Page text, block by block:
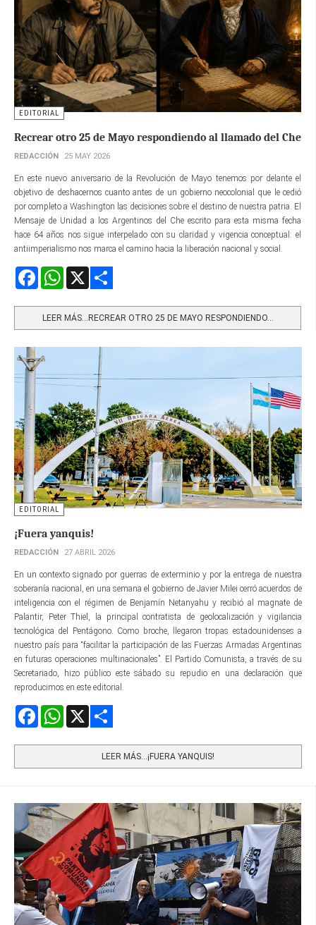
EDITORIAL
Recrear otro 25 de Mayo respondiendo al llamado del Che
REDACCIÓN 25 MAY 2026
En este nuevo aniversario de la Revolución de Mayo tenemos por delante el
objetivo de deshacernos cuanto antes de un gobierno neocolonial que le cedió
por completo a Washington las decisiones sobre el destino de nuestra patria. El
Mensaje de Unidad a los Argentinos del Che escrito para esta misma fecha
hace 64 años nos sigue interpelado con su claridad y vigencia conceptual: el
antiimperialismo nos marca el camino hacia la liberación nacional y social.
FacebookWhatsApp
LEER MÁS…RECREAR OTRO 25 DE MAYO RESPONDIENDO...
EDITORIAL
¡Fuera yanquis!
REDACCIÓN 27 ABRIL 2026
En un contexto signado por guerras de exterminio y por la entrega de nuestra
soberanía nacional, en una semana el gobierno de Javier Milei cerró acuerdos de
inteligencia con el régimen de Benjamín Netanyahu y recibió al magnate de
Palantir, Peter Thiel, la principal contratista de geolocalización y vigilancia
tecnológica del Pentágono. Como broche, llegaron tropas estadounidenses a
nuestro país para “facilitar la participación de las Fuerzas Armadas Argentinas
en futuras operaciones multinacionales”. El Partido Comunista, a través de su
Secretariado, hizo público este sábado su repudio en una declaración que
reproducimos en este editorial.
FacebookWhatsApp
LEER MÁS…¡FUERA YANQUIS!